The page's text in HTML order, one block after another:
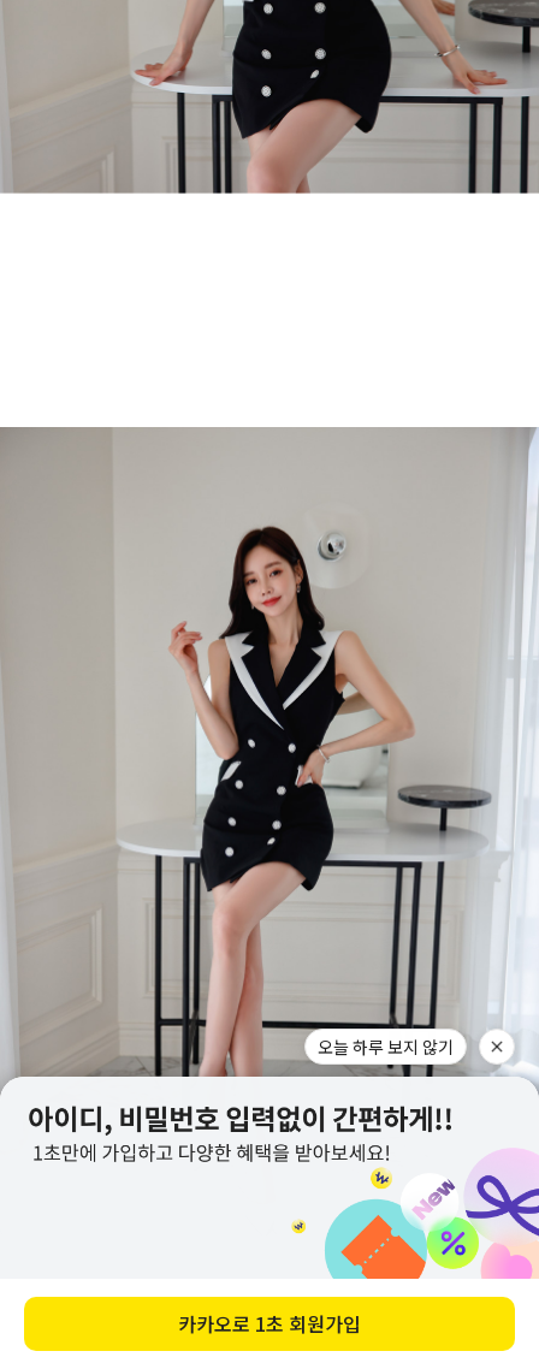
오늘 하루 보지 않기
카카오로 1초 회원가입